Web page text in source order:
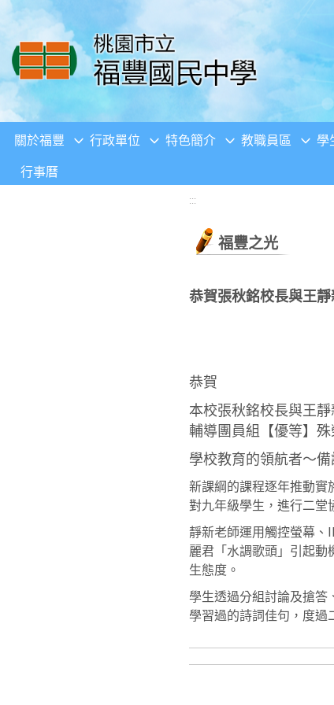
移至網頁之主要內容區位置
關於福豐 行政單位 特色簡介 教職員區 學
行事曆
:::
福豐之光
恭賀張秋銘校長與王
恭賀
本校張秋銘校長與王
輔導團員組【優等】殊
學校教育的領航者～
新課綱的課程逐年推動實
對九年級學生，進行二堂
靜新老師運用觸控螢幕、
麗君「水調歌頭」引起動
生態度。
學生透過分組討論及搶答
學習過的詩詞佳句，度過